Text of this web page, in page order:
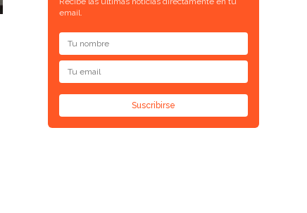
email.
Suscribirse